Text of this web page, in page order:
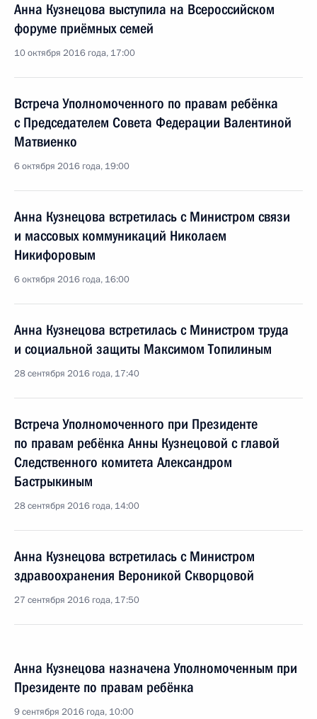
Анна Кузнецова выступила на Всероссийском
форуме приёмных семей
10 октября 2016 года, 17:00
Встреча Уполномоченного по правам ребёнка
с Председателем Совета Федерации Валентиной
Матвиенко
6 октября 2016 года, 19:00
Анна Кузнецова встретилась с Министром связи
и массовых коммуникаций Николаем
Никифоровым
6 октября 2016 года, 16:00
Анна Кузнецова встретилась с Министром труда
и социальной защиты Максимом Топилиным
28 сентября 2016 года, 17:40
Встреча Уполномоченного при Президенте
по правам ребёнка Анны Кузнецовой с главой
Следственного комитета Александром
Бастрыкиным
28 сентября 2016 года, 14:00
Анна Кузнецова встретилась с Министром
здравоохранения Вероникой Скворцовой
27 сентября 2016 года, 17:50
Анна Кузнецова назначена Уполномоченным при
Президенте по правам ребёнка
9 сентября 2016 года, 10:00